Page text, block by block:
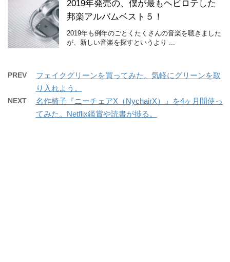
2019年発売の、僕が最もヘビロテした
邦楽アルバムベスト５！
2019年も例年のごとくたくさんの音楽を聴きました
が、新しい音楽を探すというより ...
PREV
フェイクグリーンを買ってみた。気軽にグリーンを取
り入れよう。
NEXT
名作椅子『ニーチェアX（NychairX）』を4ヶ月間使っ
てみた。Netflix鑑賞や読書が捗る。